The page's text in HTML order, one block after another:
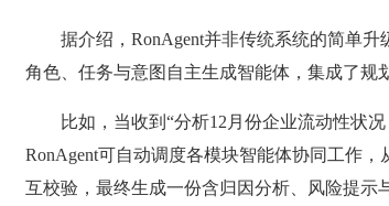
据介绍，RonAgent并非传统系统的简单升
角色、任务与意图自主生成智能体，集成了规
比如，当收到“分析12月份企业流动性状况
RonAgent可自动调度各模块智能体协同工作
互校验，最终生成一份含归因分析、风险提